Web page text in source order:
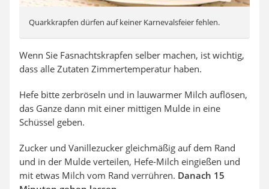
Quarkkrapfen dürfen auf keiner Karnevalsfeier fehlen.
Wenn Sie Fasnachtskrapfen selber machen, ist wichtig,
dass alle Zutaten Zimmertemperatur haben.
Hefe bitte zerbröseln und in lauwarmer Milch auflösen,
das Ganze dann mit einer mittigen Mulde in eine
Schüssel geben.
Zucker und Vanillezucker gleichmäßig auf dem Rand
und in der Mulde verteilen, Hefe-Milch eingießen und
mit etwas Milch vom Rand verrühren. Danach 15